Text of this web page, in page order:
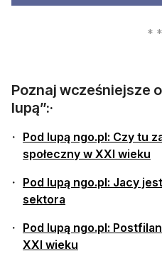
Poznaj wcześniejsze
lupą”:·
Pod lupą ngo.pl: Czy tu
społeczny w XXI wieku
Pod lupą ngo.pl: Jacy
sektora
Pod lupą ngo.pl:
XXI wieku